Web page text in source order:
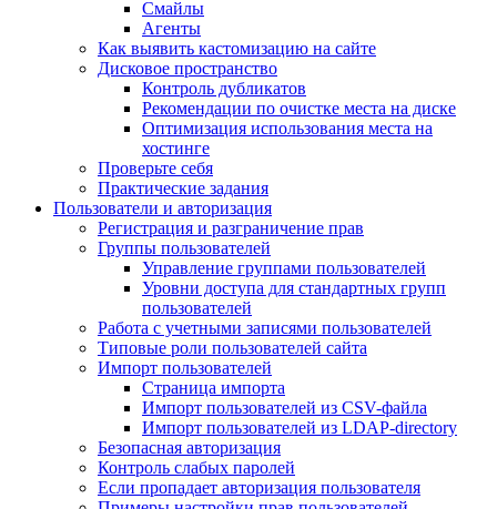
Смайлы
Агенты
Как выявить кастомизацию на сайте
Дисковое пространство
Контроль дубликатов
Рекомендации по очистке места на диске
Оптимизация использования места на
хостинге
Проверьте себя
Практические задания
Пользователи и авторизация
Регистрация и разграничение прав
Группы пользователей
Управление группами пользователей
Уровни доступа для стандартных групп
пользователей
Работа с учетными записями пользователей
Типовые роли пользователей сайта
Импорт пользователей
Страница импорта
Импорт пользователей из CSV-файла
Импорт пользователей из LDAP-directory
Безопасная авторизация
Контроль слабых паролей
Если пропадает авторизация пользователя